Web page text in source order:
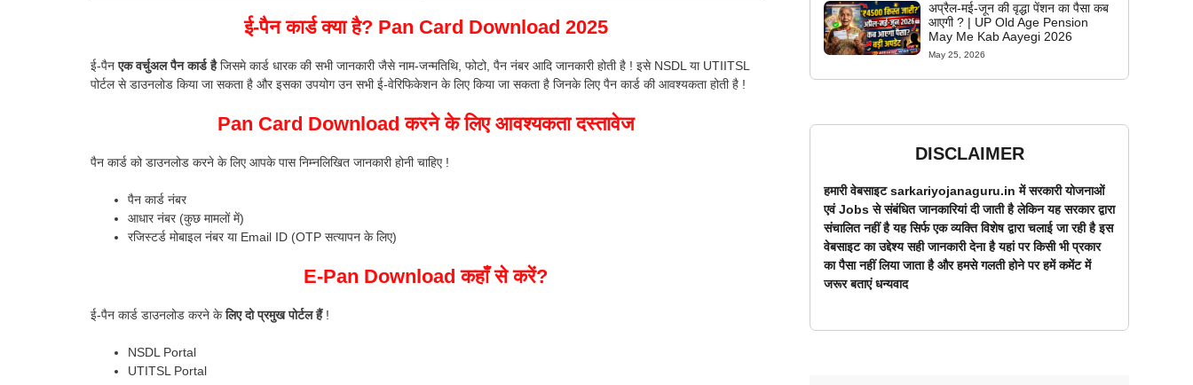
ई-पैन कार्ड क्या है? Pan Card Download 2025
ई-पैनएक वर्चुअल पैन कार्ड हैजिसमे कार्ड धारक की सभी जानकारी जैसे नाम-जन्मतिथि, फोटो, पैन नंबर आदि जानकारी होती है ! इसे NSDL या UTIITSL
पोर्टल से डाउनलोड किया जा सकता है और इसका उपयोग उन सभी ई-वेरिफिकेशन के लिए किया जा सकता है जिनके लिए पैन कार्ड की आवश्यकता होती है !
Pan Card Download करने के लिए आवश्यकता दस्तावेज
पैन कार्ड को डाउनलोड करने के लिए आपके पास निम्नलिखित जानकारी होनी चाहिए !
पैन कार्ड नंबर
आधार नंबर (कुछ मामलों में)
रजिस्टर्ड मोबाइल नंबर या Email ID (OTP सत्यापन के लिए)
E-Pan Download कहाँ से करें?
ई-पैन कार्ड डाउनलोड करने केलिए दो प्रमुख पोर्टल हैं!
NSDL Portal
UTITSL Portal
अप्रैल-मई-जून की वृद्धा पेंशन का पैसा कब
आएगी ? | UP Old Age Pension
May Me Kab Aayegi 2026
May 25, 2026
DISCLAIMER
हमारी वेबसाइट sarkariyojanaguru.in में सरकारी योजनाओं
एवं Jobs से संबंधित जानकारियां दी जाती है लेकिन यह सरकार द्वारा
संचालित नहीं है यह सिर्फ एक व्यक्ति विशेष द्वारा चलाई जा रही है इस
वेबसाइट का उद्देश्य सही जानकारी देना है यहां पर किसी भी प्रकार
का पैसा नहीं लिया जाता है और हमसे गलती होने पर हमें कमेंट में
जरूर बताएं धन्यवाद